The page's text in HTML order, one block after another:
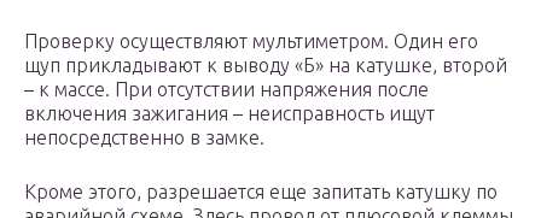
Проверку осуществляют мультиметром. Один его
щуп прикладывают к выводу «Б» на катушке, второй
– к массе. При отсутствии напряжения после
включения зажигания – неисправность ищут
непосредственно в замке.
Кроме этого, разрешается еще запитать катушку по